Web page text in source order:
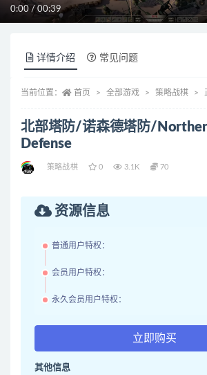
0:00 / 00:39
详情介绍 常见问题
当前位置： 首页 全部游戏 策略战棋
北部塔防/诺森德塔防/
Defense
策略战棋 0 3.1K 70
资源信息
普通用户特权：
会员用户特权：
永久会员用户特权：
立即购买
其他信息